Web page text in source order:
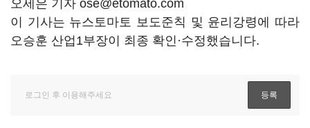
오세은 기자 ose@etomato.com
이 기사는 뉴스토마토 보도준칙 및 윤리강령에 따라
오승훈 산업1부장이 최종 확인·수정했습니다.